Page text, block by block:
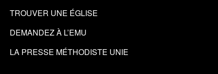
TROUVER UNE ÉGLISE
DEMANDEZ À L’EMU
LA PRESSE MÉTHODISTE UNIE